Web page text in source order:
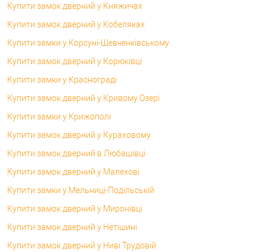
Купити замок дверний у Княжичах
Купити замок дверний у Кобеляках
Купити замки у Корсунi-Шевченківському
Купити замок дверний у Корюківці
Купити замки у Краснограді
Купити замок дверний у Кривому Озері
Купити замки у Крижополі
Купити замок дверний у Кураховому
Купити замок дверний в Любашівці
Купити замок дверний у Малехові
Купити замки у Мельниці-Подільській
Купити замок дверний у Миронівці
Купити замок дверний у Нетішині
Купити замок дверний у Ниві Трудовій